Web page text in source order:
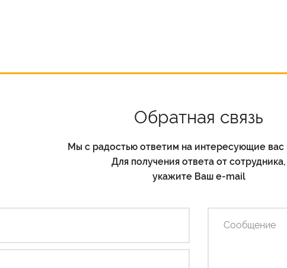
Обратная связь
Мы с радостью ответим на интересующие вас
Для получения ответа от сотрудника,
укажите Ваш e-mail